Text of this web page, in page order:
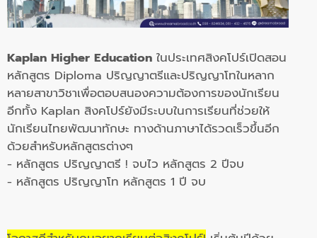
Kaplan Higher Education ในประเทศสิงคโปร์เปิดสอน
หลักสูตร Diploma ปริญญาตรีและปริญญาโทในหลาก
หลายสาขาวิชาเพื่อตอบสนองความต้องการของนักเรียน
อีกทั้ง Kaplan สิงคโปร์ยังมีระบบในการเรียนที่ช่วยให้
นักเรียนไทยพัฒนาทักษะ ทางด้านภาษาได้รวดเร็วขึ้นอีก
ด้วยสำหรับหลักสูตรต่างๆ
- หลักสูตร ปริญญาตรี ! จบไว หลักสูตร 2 ปีจบ
- หลักสูตร ปริญญาโท หลักสูตร 1 ปี จบ